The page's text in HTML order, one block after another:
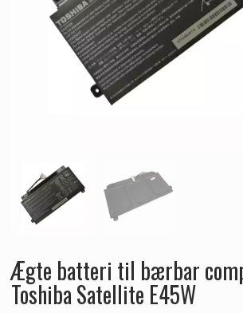
Ægte batteri til bærbar
Toshiba Satellite E45W